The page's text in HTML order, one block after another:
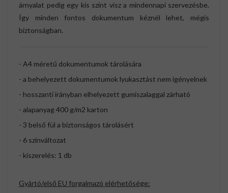
árnyalat pedig egy kis színt visz a mindennapi szervezésbe.
Így minden fontos dokumentum kéznél lehet, mégis
biztonságban.
- A4 méretű dokumentumok tárolására
- a behelyezett dokumentumok lyukasztást nem igényelnek
- hosszanti irányban elhelyezett gumiszalaggal zárható
- alapanyag 400 g/m2 karton
- 3 belső fül a biztonságos tárolásért
- 6 színváltozat
- kiszerelés: 1 db
Gyártó/első EU forgalmazó elérhetősége: